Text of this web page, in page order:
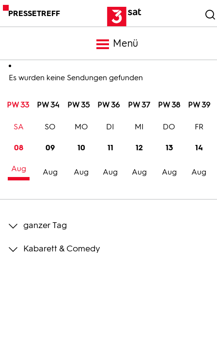
PRESSETREFF
Menü
Meldungen
Programm
Trailer
Bilder
Es wurden keine Sendungen gefunden
PW 33 PW 34 PW 35 PW 36 PW 37 PW 38 PW 39
08
Aug
SA
09
Aug
SO
10
Aug
MO
11
Aug
DI
12
Aug
MI
13
Aug
DO
14
Aug
FR
ganzer Tag
Kabarett & Comedy